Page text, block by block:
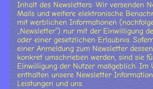
Inhalt des Newsletters: Wir versenden
Mails und weitere elektronische
mit werblichen Informationen
„Newsletter“) nur mit der Einwilligung
oder einer gesetzlichen Erlaubnis.
einer Anmeldung zum Newsletter
konkret umschrieben werden, sind sie
Einwilligung der Nutzer maßgeblich. Im
enthalten unsere Newsletter
Leistungen und uns.